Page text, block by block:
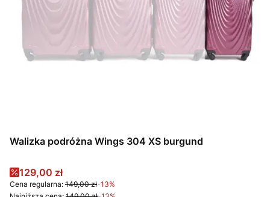
Walizka podróżna Wings 304 XS burgund
Cena promocyjna
129,00 zł
Cena regularna: 149,00 zł-13%